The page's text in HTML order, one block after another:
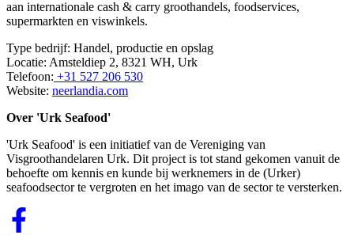
aan internationale cash & carry groothandels, foodservices,
supermarkten en viswinkels.
Type bedrijf: Handel, productie en opslag
Locatie: Amsteldiep 2, 8321 WH, Urk
Telefoon: +31 527 206 530
Website: neerlandia.com
Over 'Urk Seafood'
'Urk Seafood' is een initiatief van de Vereniging van
Visgroothandelaren Urk. Dit project is tot stand gekomen vanuit de
behoefte om kennis en kunde bij werknemers in de (Urker)
seafoodsector te vergroten en het imago van de sector te versterken.